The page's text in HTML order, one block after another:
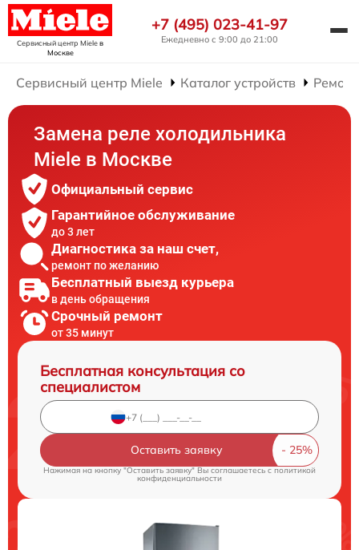
Сервисный центр Mieleв
Москве
+7 (495) 023-41-97
Ежедневно с 9:00 до 21:00
Сервисный центр Miele Каталог устройств
Замена реле холодильника
Miele в Москве
Официальный сервис
Гарантийное обслуживание
до 3 лет
Диагностика за наш счет,
ремонт по желанию
Бесплатный выезд курьера
в день обращения
Срочный ремонт
от 35 минут
Бесплатная консультация со
специалистом
Оставить заявку
Нажимая на кнопку "Оставить заявку" Вы соглашаетесь cполитикой
конфиденциальности